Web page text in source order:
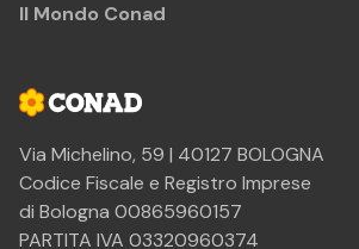
Via Michelino, 59 | 40127 BOLOGNA
Codice Fiscale e Registro Imprese
di Bologna 00865960157
PARTITA IVA 03320960374
Il Mondo Conad